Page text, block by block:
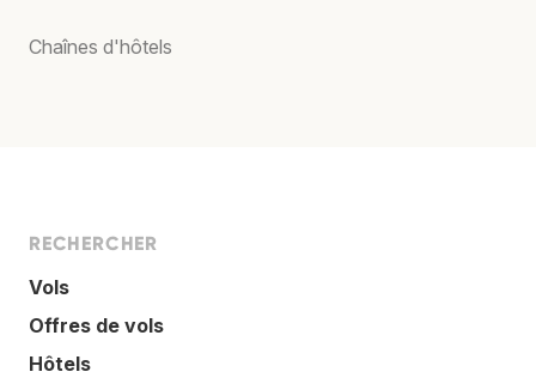
Chaînes d'hôtels
RECHERCHER
Vols
Offres de vols
Hôtels